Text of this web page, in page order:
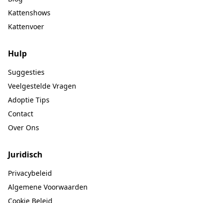
Kattenshows
Kattenvoer
Hulp
Suggesties
Veelgestelde Vragen
Adoptie Tips
Contact
Over Ons
Juridisch
Privacybeleid
Algemene Voorwaarden
Cookie Beleid